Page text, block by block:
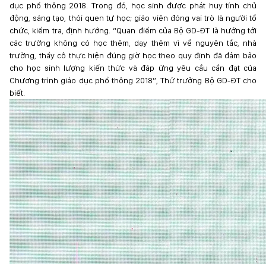
dục phổ thông 2018. Trong đó, học sinh được phát huy tính chủ
động, sáng tạo, thói quen tự học; giáo viên đóng vai trò là người tổ
chức, kiểm tra, định hướng. “Quan điểm của Bộ GD-ĐT là hướng tới
các trường không có học thêm, dạy thêm vì về nguyên tắc, nhà
trường, thầy cô thực hiện đúng giờ học theo quy định đã đảm bảo
cho học sinh lượng kiến thức và đáp ứng yêu cầu cần đạt của
Chương trình giáo dục phổ thông 2018”, Thứ trưởng Bộ GD-ĐT cho
biết.